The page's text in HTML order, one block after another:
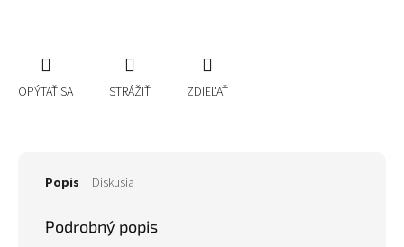
OPÝTAŤ SA STRÁŽIŤ ZDIEĽAŤ
Popis Diskusia
Podrobný popis